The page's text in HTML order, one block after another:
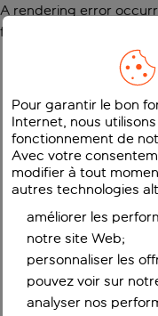
A rendering error
function
Pour garantir le bon
Internet, nous
fonctionnement de
Avec votre
modifier à tout
autres technologies
améliorer les
notre site Web;
personnaliser les
pouvez voir sur
analyser nos